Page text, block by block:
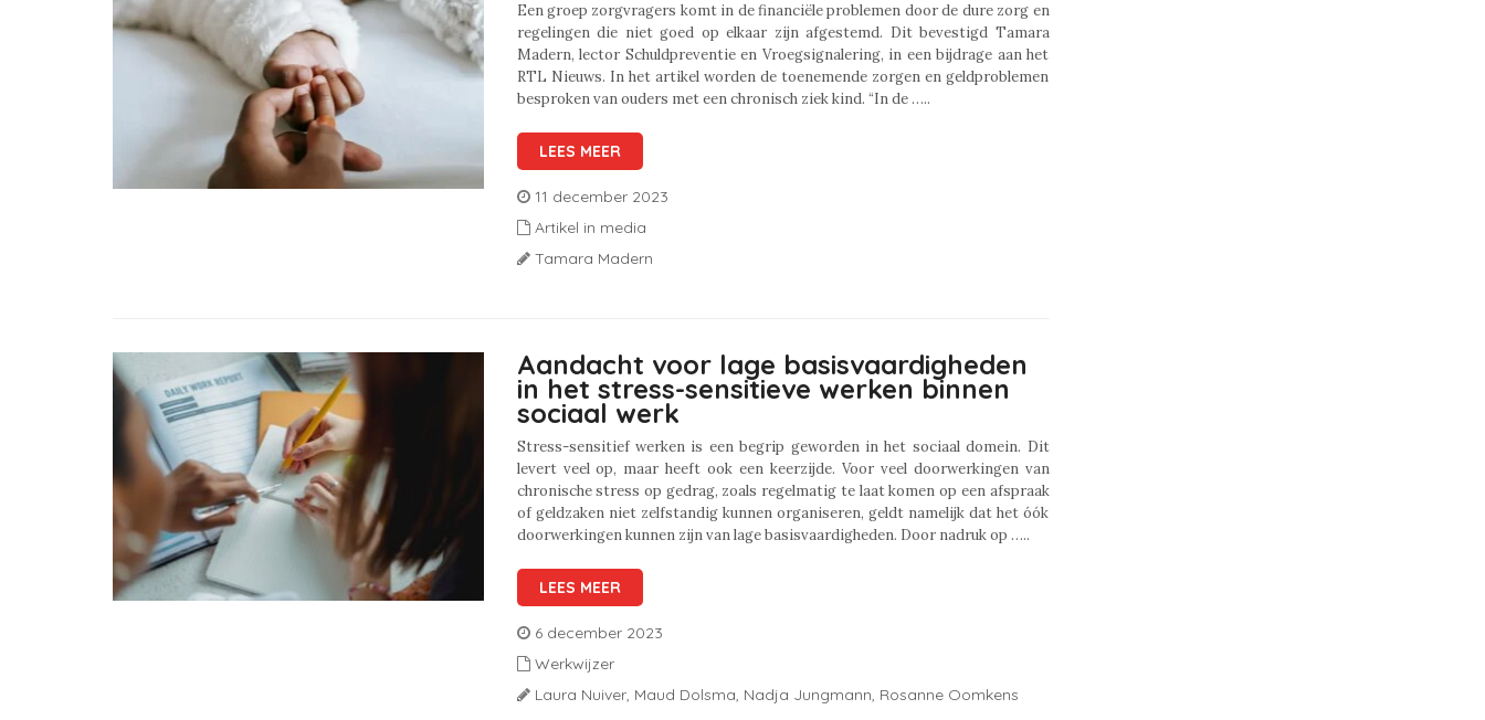
Een groep zorgvragers komt in de financiële problemen door de dure zorg en
regelingen die niet goed op elkaar zijn afgestemd. Dit bevestigd Tamara
Madern, lector Schuldpreventie en Vroegsignalering, in een bijdrage aan het
RTL Nieuws. In het artikel worden de toenemende zorgen en geldproblemen
besproken van ouders met een chronisch ziek kind. “In de …..
LEES MEER
11 december 2023
Artikel in media
Tamara Madern
Aandacht voor lage basisvaardigheden
in het stress-sensitieve werken binnen
sociaal werk
Stress-sensitief werken is een begrip geworden in het sociaal domein. Dit
levert veel op, maar heeft ook een keerzijde. Voor veel doorwerkingen van
chronische stress op gedrag, zoals regelmatig te laat komen op een afspraak
of geldzaken niet zelfstandig kunnen organiseren, geldt namelijk dat het óók
doorwerkingen kunnen zijn van lage basisvaardigheden. Door nadruk op …..
LEES MEER
6 december 2023
Werkwijzer
Laura Nuiver, Maud Dolsma, Nadja Jungmann, Rosanne Oomkens